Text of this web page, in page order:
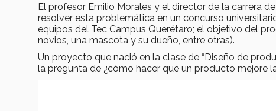
El profesor Emilio Morales y el director de la carrera
resolver esta problemática en un concurso
equipos del Tec Campus Querétaro; el objetivo del
novios, una mascota y su dueño, entre otras).
Un proyecto que nació en la clase de “Diseño de
la pregunta de ¿cómo hacer que un producto mejore